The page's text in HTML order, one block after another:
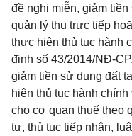
đề nghị miễn, giảm
quản lý thu trực tiếp
thực hiện thủ tục hành
định số 43/2014/NĐ-
giảm tiền sử dụng đất
hiện thủ tục hành
cho cơ quan thuế theo
tự, thủ tục tiếp nhận,